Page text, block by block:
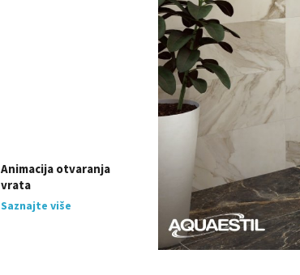
Animacija otvaranja
vrata
Saznajte više